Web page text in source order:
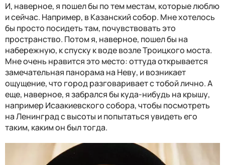
И, наверное, я пошел бы по тем местам, которые люблю
и сейчас. Например, в Казанский собор. Мне хотелось
бы просто посидеть там, почувствовать это
пространство. Потом я, наверное, пошел бы на
набережную, к спуску к воде возле Троицкого моста.
Мне очень нравится это место: оттуда открывается
замечательная панорама на Неву, и возникает
ощущение, что город разговаривает с тобой лично. А
еще, наверное, я забрался бы куда-нибудь на крышу,
например Исаакиевского собора, чтобы посмотреть
на Ленинград с высоты и попытаться увидеть его
таким, каким он был тогда.